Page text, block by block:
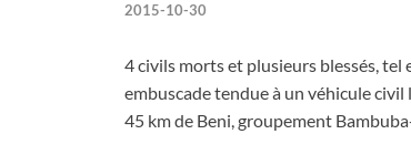
2015-10-30
4 civils morts et plusieurs blessés, tel
embuscade tendue à un véhicule
45 km de Beni, groupement